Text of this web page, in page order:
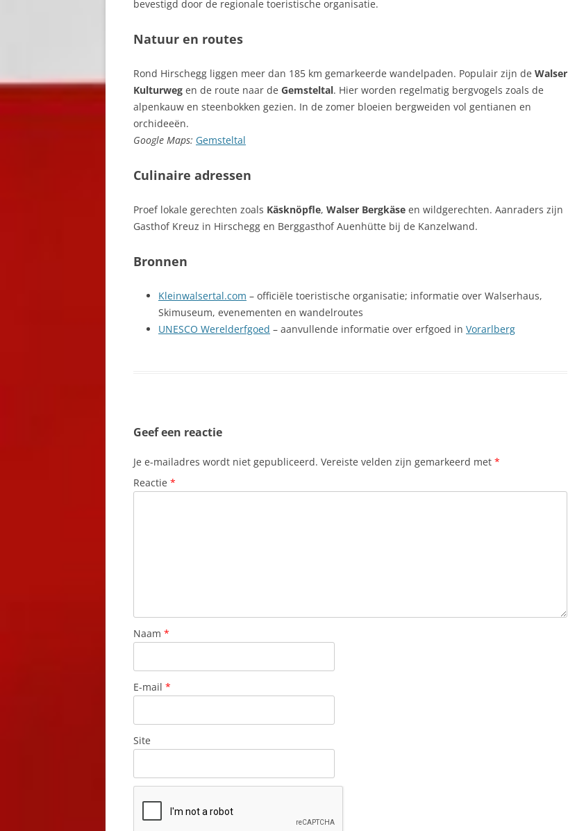
bevestigd door de regionale toeristische organisatie.
Natuur en routes
Rond Hirschegg liggen meer dan 185 km gemarkeerde wandelpaden. Populair zijn de Walser
Kulturweg en de route naar de Gemsteltal. Hier worden regelmatig bergvogels zoals de
alpenkauw en steenbokken gezien. In de zomer bloeien bergweiden vol gentianen en
orchideeën.
Google Maps: Gemsteltal
Culinaire adressen
Proef lokale gerechten zoals Käsknöpfle, Walser Bergkäse en wildgerechten. Aanraders zijn
Gasthof Kreuz in Hirschegg en Berggasthof Auenhütte bij de Kanzelwand.
Bronnen
Kleinwalsertal.com – officiële toeristische organisatie; informatie over Walserhaus,
Skimuseum, evenementen en wandelroutes
UNESCO Werelderfgoed – aanvullende informatie over erfgoed in Vorarlberg
Geef een reactie
Je e-mailadres wordt niet gepubliceerd. Vereiste velden zijn gemarkeerd met *
Reactie *
Naam *
E-mail *
Site